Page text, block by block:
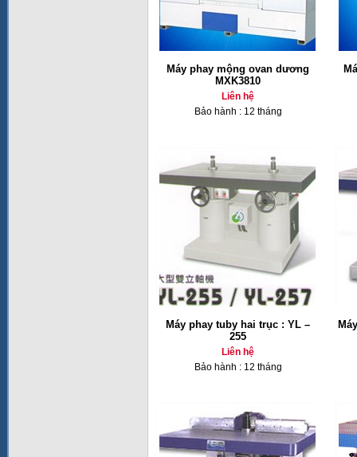
Máy phay mộng ovan dương
MXK3810
Liên hệ
Bảo hành : 12 tháng
Máy phay tuby hai trục : YL –
255
Liên hệ
Bảo hành : 12 tháng